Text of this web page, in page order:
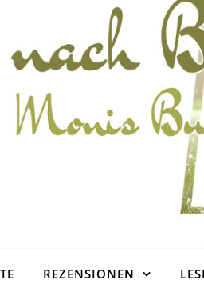
REZENSIONEN